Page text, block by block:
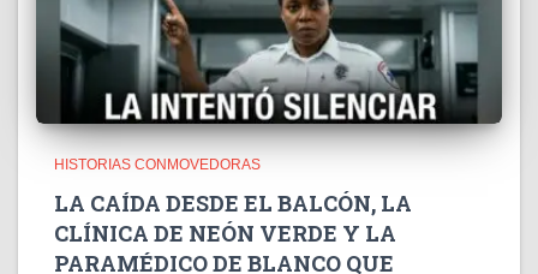
HISTORIAS CONMOVEDORAS
LA CAÍDA DESDE EL BALCÓN, LA
CLÍNICA DE NEÓN VERDE Y LA
PARAMÉDICO DE BLANCO QUE